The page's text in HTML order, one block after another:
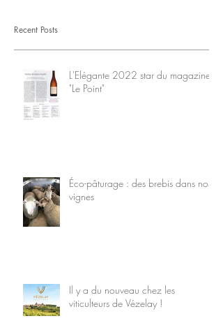
Recent Posts
L'Elégante 2022 star du magazine
"Le Point"
Éco-pâturage : des brebis dans nos
vignes
Il y a du nouveau chez les
viticulteurs de Vézelay !